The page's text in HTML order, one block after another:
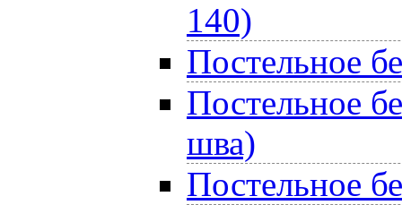
140)
Постельное
Постельное
шва)
Постельное